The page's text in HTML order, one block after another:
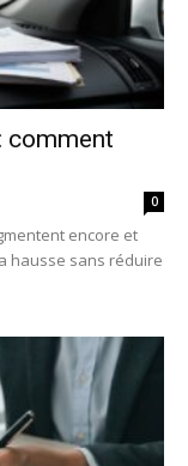
comment
0
encore et
hausse sans réduire